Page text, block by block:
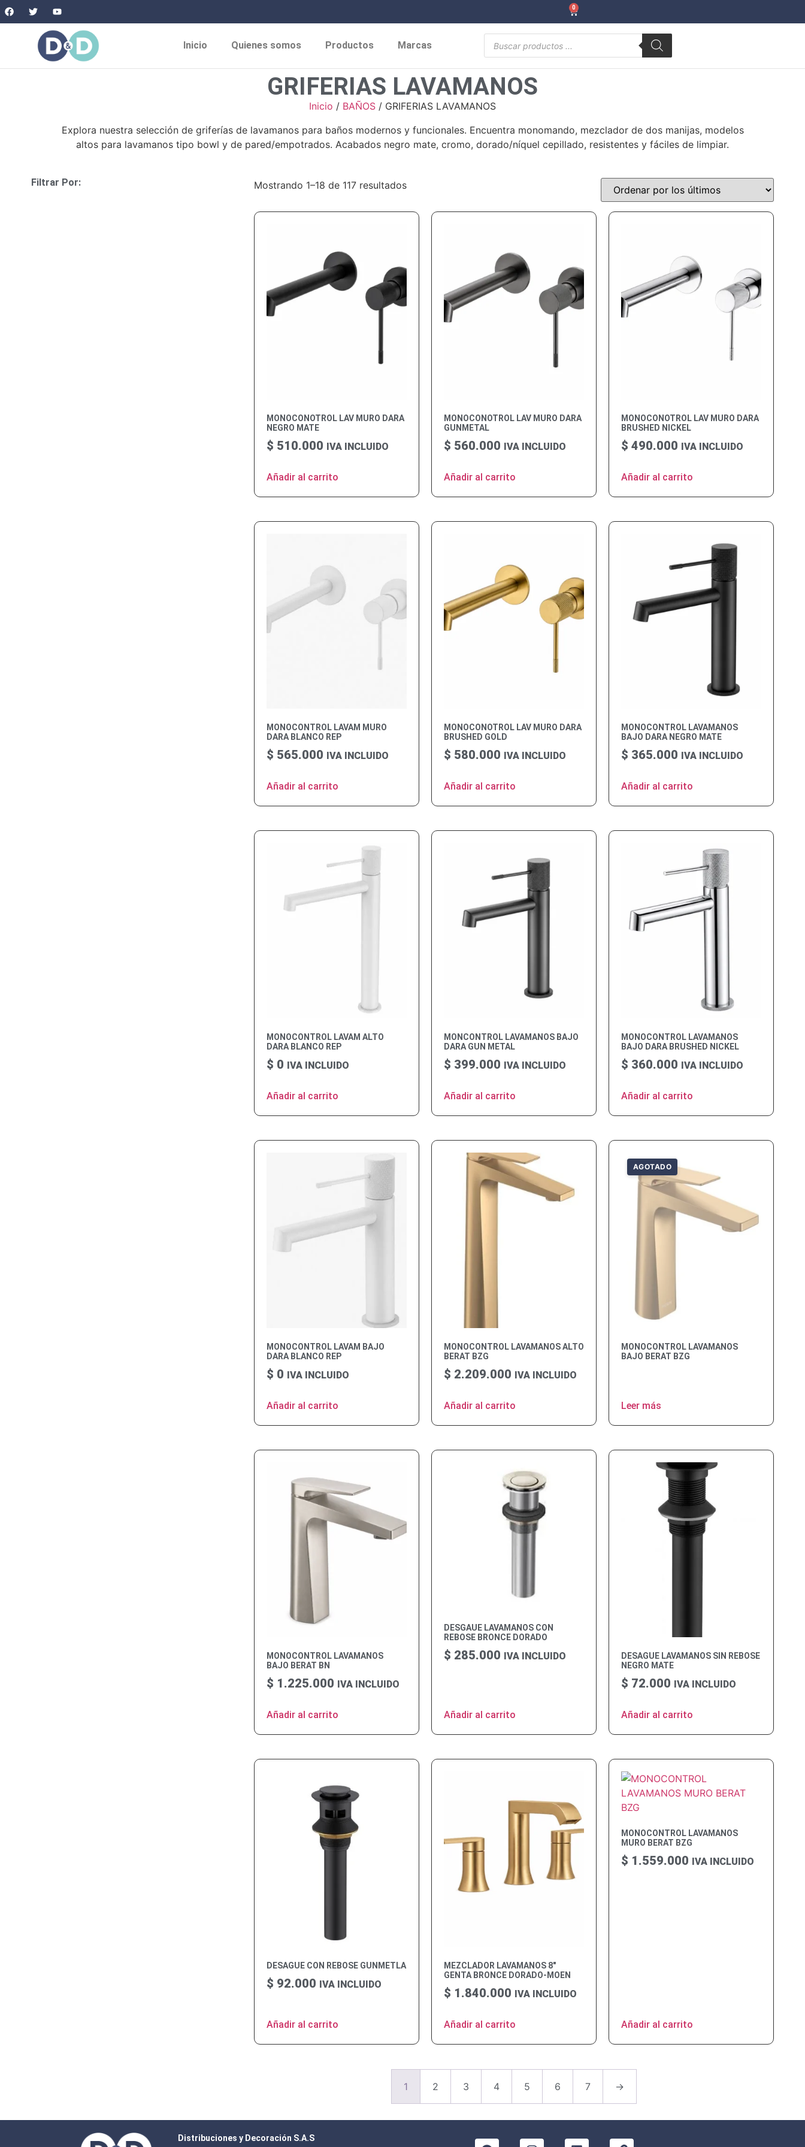
0
Inicio Quienes somos Productos Marcas
GRIFERIAS LAVAMANOS
Inicio / BAÑOS / GRIFERIAS LAVAMANOS
Explora nuestra selección de griferías de lavamanos para baños modernos y funcionales. Encuentra monomando, mezclador de dos manijas, modelos
altos para lavamanos tipo bowl y de pared/empotrados. Acabados negro mate, cromo, dorado/níquel cepillado, resistentes y fáciles de limpiar.
Filtrar Por: Mostrando 1–18 de 117 resultados
MONOCONOTROL LAV MURO DARA
NEGRO MATE
$ 510.000 IVA INCLUIDO
Añadir al carrito
MONOCONOTROL LAV MURO DARA
GUNMETAL
$ 560.000 IVA INCLUIDO
Añadir al carrito
MONOCONOTROL LAV MURO DARA
BRUSHED NICKEL
$ 490.000 IVA INCLUIDO
Añadir al carrito
MONOCONTROL LAVAM MURO
DARA BLANCO REP
$ 565.000 IVA INCLUIDO
Añadir al carrito
MONOCONOTROL LAV MURO DARA
BRUSHED GOLD
$ 580.000 IVA INCLUIDO
Añadir al carrito
MONOCONTROL LAVAMANOS
BAJO DARA NEGRO MATE
$ 365.000 IVA INCLUIDO
Añadir al carrito
MONOCONTROL LAVAM ALTO
DARA BLANCO REP
$ 0 IVA INCLUIDO
Añadir al carrito
MONCONTROL LAVAMANOS BAJO
DARA GUN METAL
$ 399.000 IVA INCLUIDO
Añadir al carrito
MONOCONTROL LAVAMANOS
BAJO DARA BRUSHED NICKEL
$ 360.000 IVA INCLUIDO
Añadir al carrito
MONOCONTROL LAVAM BAJO
DARA BLANCO REP
$ 0 IVA INCLUIDO
Añadir al carrito
MONOCONTROL LAVAMANOS ALTO
BERAT BZG
$ 2.209.000 IVA INCLUIDO
Añadir al carrito
MONOCONTROL LAVAMANOS
BAJO BERAT BZG
Leer más
MONOCONTROL LAVAMANOS
BAJO BERAT BN
$ 1.225.000 IVA INCLUIDO
Añadir al carrito
DESGAUE LAVAMANOS CON
REBOSE BRONCE DORADO
$ 285.000 IVA INCLUIDO
Añadir al carrito
DESAGUE LAVAMANOS SIN REBOSE
NEGRO MATE
$ 72.000 IVA INCLUIDO
Añadir al carrito
DESAGUE CON REBOSE GUNMETLA
$ 92.000 IVA INCLUIDO
Añadir al carrito
MEZCLADOR LAVAMANOS 8″
GENTA BRONCE DORADO-MOEN
$ 1.840.000 IVA INCLUIDO
Añadir al carrito
MONOCONTROL LAVAMANOS
MURO BERAT BZG
$ 1.559.000 IVA INCLUIDO
Añadir al carrito
1 2 3 4 5 6 7 →
Distribuciones y Decoración S.A.S